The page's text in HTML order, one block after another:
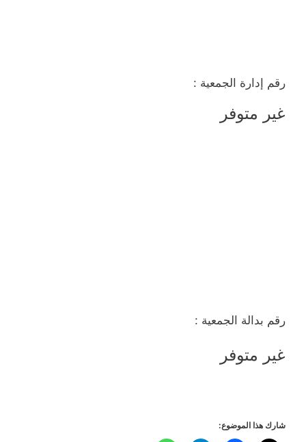
رقم إدارة الجمعية :
غير متوفر
رقم بدالة الجمعية :
غير متوفر
شارك هذا الموضوع: